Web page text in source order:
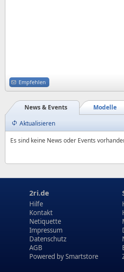
Empfehlen
Modelle
News & Events
Aktualisieren
Es sind keine News oder Events
2ri.de
Hilfe
Kontakt
Netiquette
Impressum
Datenschutz
AGB
Powered bySmartstore